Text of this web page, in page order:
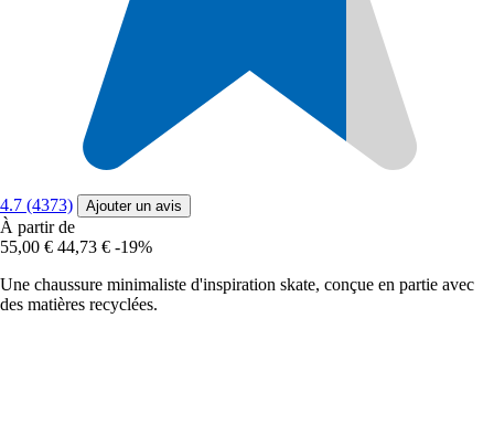
4.7 (4373) Ajouter un avis
À partir de
55,00 € 44,73 € -19%
Une chaussure minimaliste d'inspiration skate, conçue en partie avec
des matières recyclées.